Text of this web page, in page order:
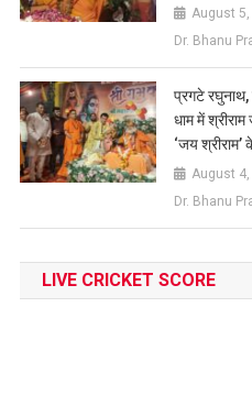
August
Dr. Bhanu
प्रगटे
धाम में
‘जय
August
Dr. Bhanu
LIVE CRICKET SCORE